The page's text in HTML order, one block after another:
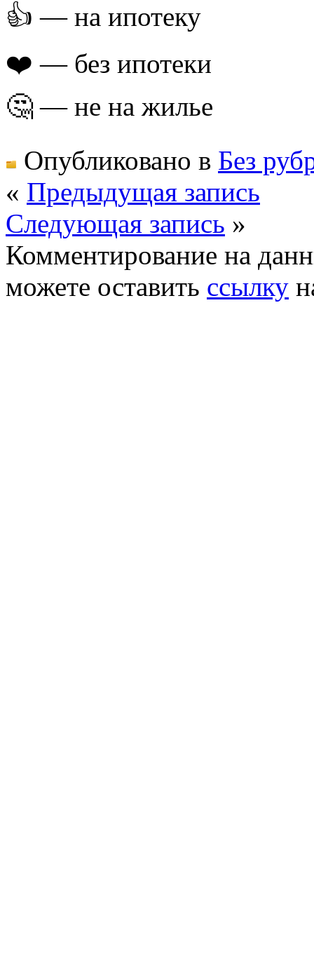
👍 — на ипотеку
❤️ — без ипотеки
🤔 — не на жилье
Опубликовано в Без
« Предыдущая запись
Следующая запись »
Комментирование на
можете оставить ссылку